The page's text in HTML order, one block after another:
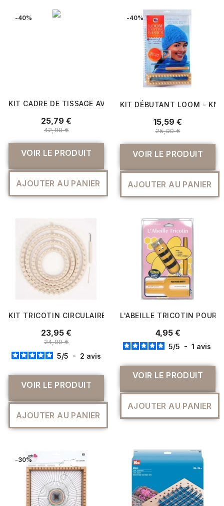
-40%
KIT CADRE DE TISSAGE AVEC LAINE ÉCRU ET MARRON -
25,79 €
42,99 €
VOIR LE PRODUIT
AJOUTER AU PANIER
-40%
KIT DÉBUTANT LOOM -
15,59 €
25,99 €
VOIR LE PRODUIT
AJOUTER AU PANIER
KIT TRICOTIN CIRCULAIRE 4 PIECES - RICO DESIGN
23,95 €
24,99 €
5/5 - 2 avis
VOIR LE PRODUIT
AJOUTER AU PANIER
L'ABEILLE TRICOTIN POUR
4,95 €
5/5 - 1 avis
VOIR LE PRODUIT
AJOUTER AU PANIER
-30%